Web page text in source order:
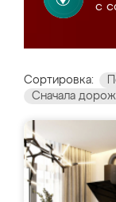
с
Сортировка:
Сначала